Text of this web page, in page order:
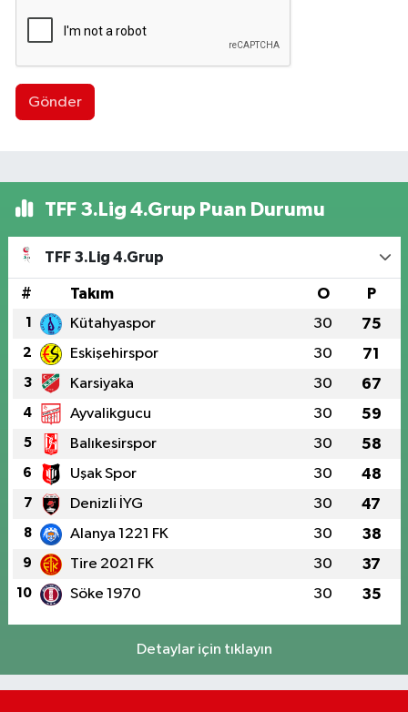
Gönder
TFF 3.Lig 4.Grup Puan Durumu
TFF 3.Lig 4.Grup
# Takım O P
1 Kütahyaspor 30 75
2 Eskişehirspor 30 71
3 Karsiyaka 30 67
4 Ayvalikgucu 30 59
5 Balıkesirspor 30 58
6 Uşak Spor 30 48
7 Denizli İYG 30 47
8 Alanya 1221 FK 30 38
9 Tire 2021 FK 30 37
10 Söke 1970 30 35
Detaylar için tıklayın